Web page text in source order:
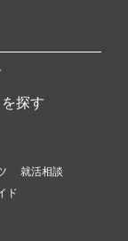
探す
就活相談
ド